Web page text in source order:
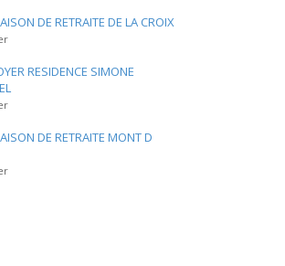
DE RETRAITE DE LA CROIX
RESIDENCE SIMONE
DE RETRAITE MONT D